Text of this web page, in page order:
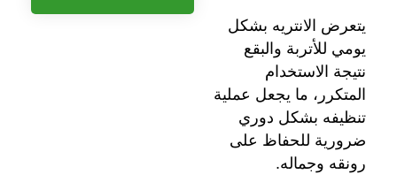
يتعرض الانتريه بشكل
يومي للأتربة والبقع
نتيجة الاستخدام
المتكرر، ما يجعل عملية
تنظيفه بشكل دوري
ضرورية للحفاظ على
رونقه وجماله.